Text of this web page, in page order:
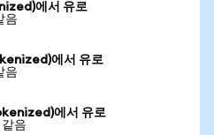
에서 유로
음
에서 유로
음
에서 유로
음